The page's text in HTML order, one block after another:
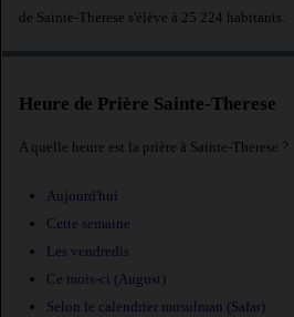
de Sainte-Therese s'élève à 25 224 habitants.
Heure de Prière Sainte-Therese
A quelle heure est la prière à Sainte-Therese ?
Aujourd'hui
Cette semaine
Les vendredis
Ce mois-ci (August)
Selon le calendrier musulman (Safar)